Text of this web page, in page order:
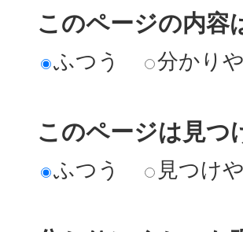
このページの内容
ふつう 分かり
このページは見つ
ふつう 見つけ